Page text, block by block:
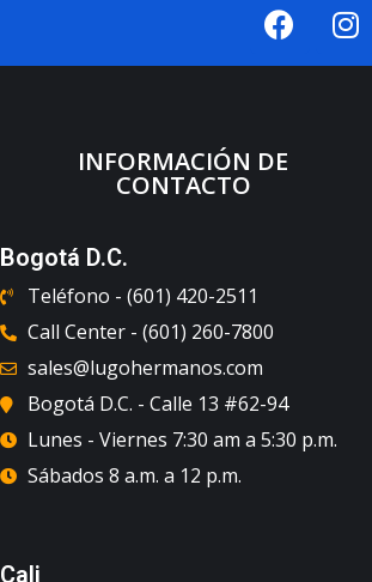
INFORMACIÓN DE
CONTACTO
Bogotá D.C.
Teléfono - (601) 420-2511
Call Center - (601) 260-7800
sales@lugohermanos.com
Bogotá D.C. - Calle 13 #62-94
Lunes - Viernes 7:30 am a 5:30 p.m.
Sábados 8 a.m. a 12 p.m.
Cali